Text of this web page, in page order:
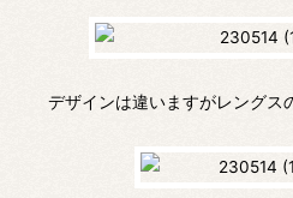
デザインは違いますがレングス